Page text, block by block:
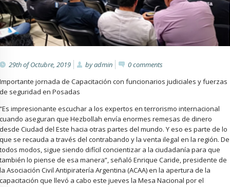
29th of Octubre, 2019 byadmin 0comments
Importante jornada de Capacitación con funcionarios judiciales y fuerzas
de seguridad en Posadas
“Es impresionante escuchar a los expertos en terrorismo internacional
cuando aseguran que Hezbollah envía enormes remesas de dinero
desde Ciudad del Este hacia otras partes del mundo. Y eso es parte de lo
que se recauda a través del contrabando y la venta ilegal en la región. De
todos modos, sigue siendo difícil concientizar a la ciudadanía para que
también lo piense de esa manera”, señaló Enrique Caride, presidente de
la Asociación Civil Antipiratería Argentina (ACAA) en la apertura de la
capacitación que llevó a cabo este jueves la Mesa Nacional por el